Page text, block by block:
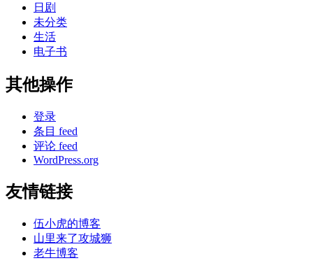
日剧
未分类
生活
电子书
其他操作
登录
条目 feed
评论 feed
WordPress.org
友情链接
伍小虎的博客
山里来了攻城狮
老牛博客